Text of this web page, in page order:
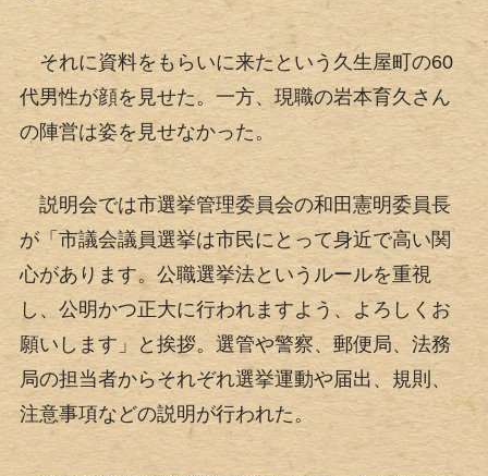
それに資料をもらいに来たという久生屋町の60
代男性が顔を見せた。一方、現職の岩本育久さん
の陣営は姿を見せなかった。
説明会では市選挙管理委員会の和田憲明委員長
が「市議会議員選挙は市民にとって身近で高い関
心があります。公職選挙法というルールを重視
し、公明かつ正大に行われますよう、よろしくお
願いします」と挨拶。選管や警察、郵便局、法務
局の担当者からそれぞれ選挙運動や届出、規則、
注意事項などの説明が行われた。